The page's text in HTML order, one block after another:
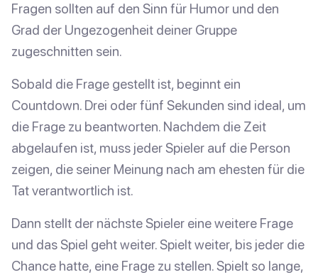
Fragen sollten auf den Sinn für Humor und den
Grad der Ungezogenheit deiner Gruppe
zugeschnitten sein.
Sobald die Frage gestellt ist, beginnt ein
Countdown. Drei oder fünf Sekunden sind ideal, um
die Frage zu beantworten. Nachdem die Zeit
abgelaufen ist, muss jeder Spieler auf die Person
zeigen, die seiner Meinung nach am ehesten für die
Tat verantwortlich ist.
Dann stellt der nächste Spieler eine weitere Frage
und das Spiel geht weiter. Spielt weiter, bis jeder die
Chance hatte, eine Frage zu stellen. Spielt so lange,